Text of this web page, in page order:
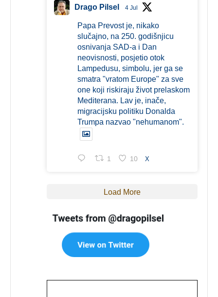
Drago Pilsel 4 Jul
Papa Prevost je, nikako
slučajno, na 250. godišnjicu
osnivanja SAD-a i Dan
neovisnosti, posjetio otok
Lampedusu, simbolu, jer ga se
smatra "vratom Europe" za sve
one koji riskiraju život prelaskom
Mediterana. Lav je, inače,
migracijsku politiku Donalda
Trumpa nazvao "nehumanom".
1 10 X
Load More